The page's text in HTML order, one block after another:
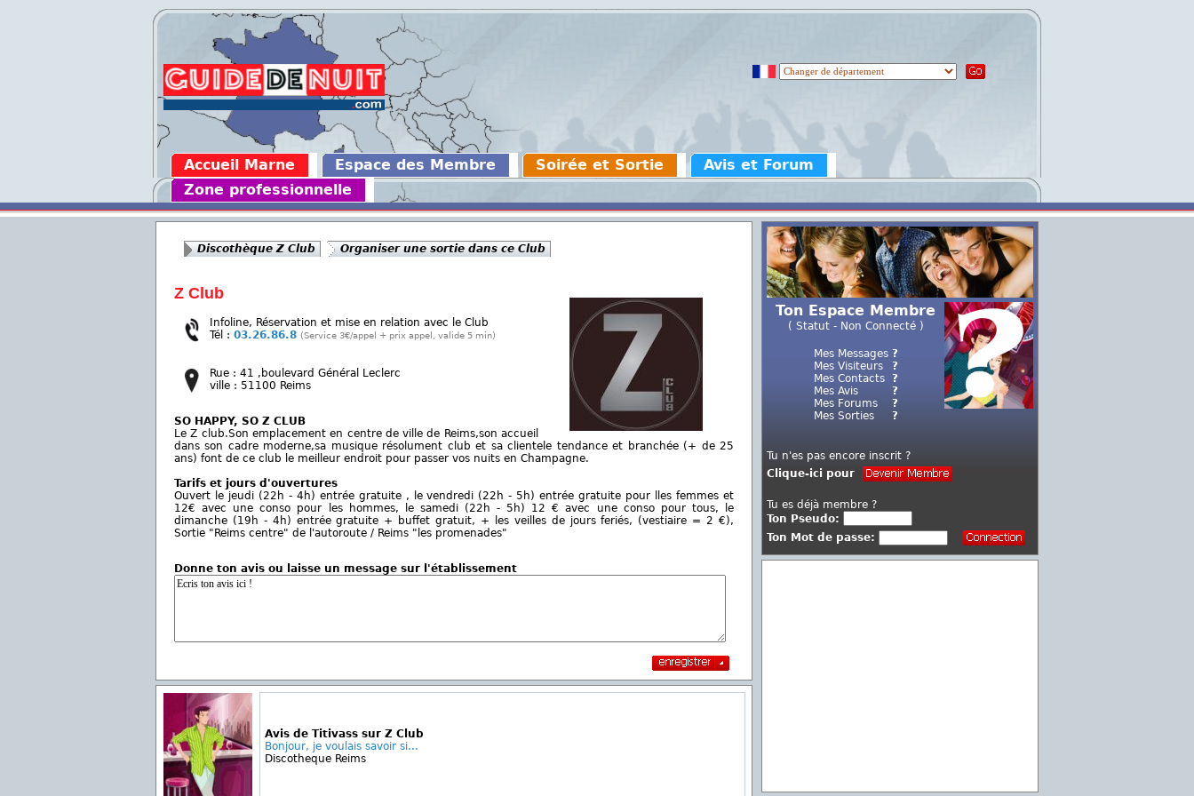
Accueil Marne Espace des Membre Soirée et Sortie
Avis et Forum
Zone professionnelle
Discothèque Z Club Organiser une sortie dans ce Club
Z Club
Infoline, Réservation et mise en relation avec le Club
Tél : 03.26.86.8 (Service 3€/appel + prix appel, valide 5 min)
Rue : 41 ,boulevard Général Leclerc
ville : 51100 Reims
SO HAPPY, SO Z CLUB
Le Z club.Son emplacement en centre de ville de Reims,son accueil
dans son cadre moderne,sa musique résolument club et sa clientele tendance et branchée (+ de 25
ans) font de ce club le meilleur endroit pour passer vos nuits en Champagne.
Tarifs et jours d'ouvertures
Ouvert le jeudi (22h - 4h) entrée gratuite , le vendredi (22h - 5h) entrée gratuite pour lles femmes et
12€ avec une conso pour les hommes, le samedi (22h - 5h) 12 € avec une conso pour tous, le
dimanche (19h - 4h) entrée gratuite + buffet gratuit, + les veilles de jours feriés, (vestiaire = 2 €),
Sortie "Reims centre" de l'autoroute / Reims "les promenades"
Donne ton avis ou laisse un message sur l'établissement
Avis de Titivass sur Z Club
Bonjour, je voulais savoir si...
Discotheque Reims
Ton Espace Membre
( Statut - Non Connecté )
Mes Messages
Mes Visiteurs
Mes Contacts
Mes Avis
Mes Forums
Mes Sorties
?
?
?
?
?
?
Tu n'es pas encore inscrit ?
Clique-ici pour
Tu es déjà membre ?
Ton Pseudo:
Ton Mot de passe: